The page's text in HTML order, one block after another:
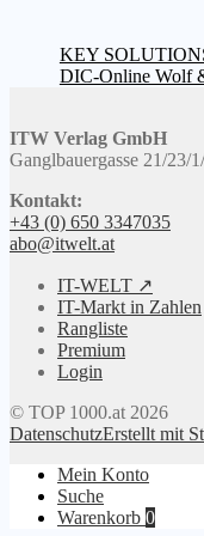
Vorheriger
Beitrag:
KEY
Nächster
DIC-Online Wolf
ITW Verlag GmbH
Ganglbauergasse 21/23/
Kontakt:
+43 (0) 650 3347035
abo@itwelt.at
IT-WELT ↗
IT-Markt in Zahlen
Rangliste
Premium
Login
© TOP 1000.at 2026
DatenschutzErstellt mit
Mein Konto
Suche
Warenkorb 0